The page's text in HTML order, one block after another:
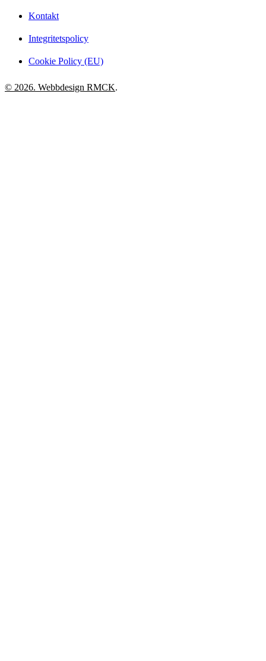
Kontakt
Integritetspolicy
Cookie Policy (EU)
© 2026. Webbdesign RMCK.